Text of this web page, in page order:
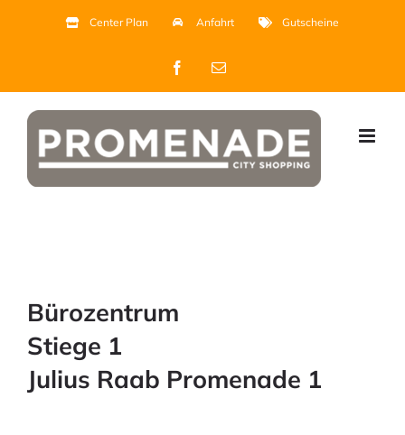
Center Plan Anfahrt Gutscheine
Facebook
E-
Bürozentrum
Stiege 1
Julius Raab Promenade 1